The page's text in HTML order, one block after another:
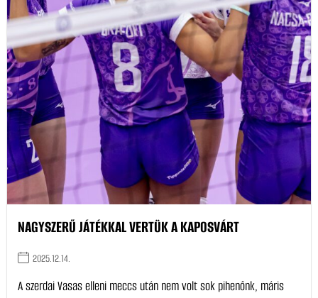
NAGYSZERŰ JÁTÉKKAL VERTÜK A KAPOSVÁRT
2025.12.14.
A szerdai Vasas elleni meccs után nem volt sok pihenőnk, máris